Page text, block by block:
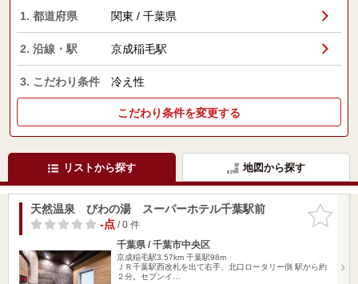
1. 都道府県 関東 / 千葉県
2. 沿線・駅 京成稲毛駅
3. こだわり条件 冷え性
こだわり条件を変更する
リストから探す 地図から探す
お気に入
りに追加
天然温泉 びわの湯 スーパーホテル千葉駅前
-点/ 0 件
千葉県 / 千葉市中央区
京成稲毛駅3.57km 千葉駅98m
ＪＲ千葉駅西改札を出て右手、北口ロータリー側 駅から約
２分。セブンイ…